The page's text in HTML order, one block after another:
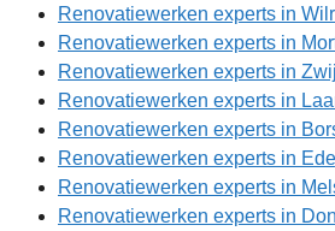
Renovatiewerken experts in
Renovatiewerken experts in
Renovatiewerken experts in
Renovatiewerken experts in
Renovatiewerken experts in
Renovatiewerken experts in
Renovatiewerken experts in
Renovatiewerken experts in